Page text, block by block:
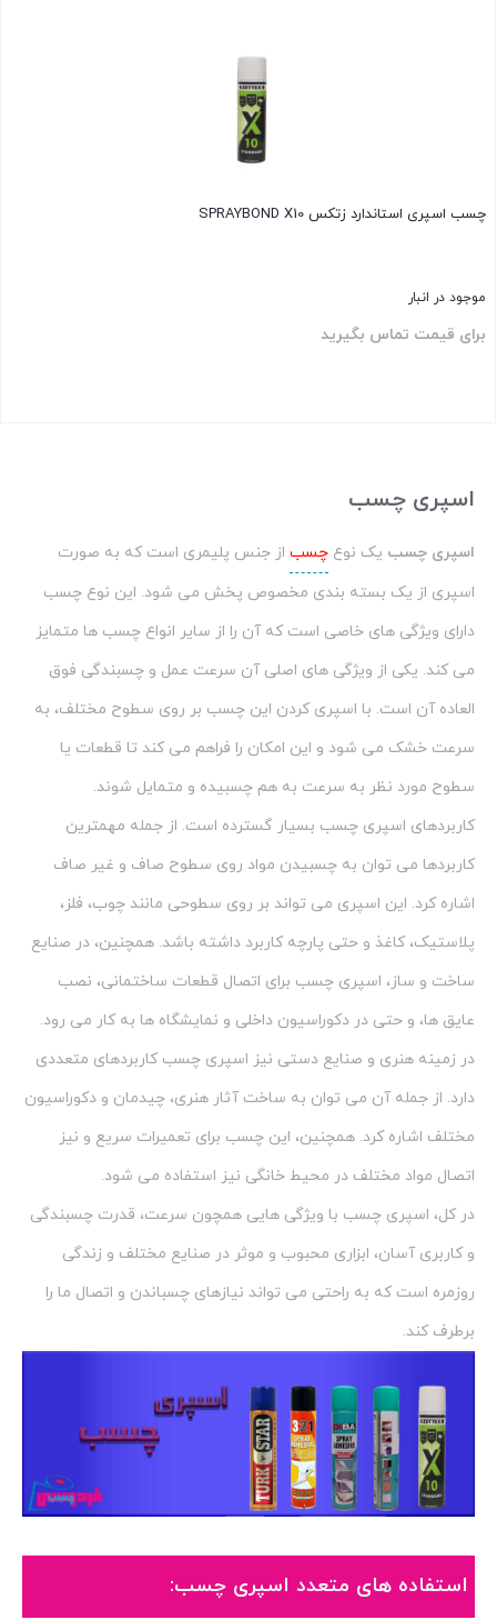
چسب اسپری استاندارد زتکس SPRAYBOND X10
موجود در انبار
برای قیمت تماس بگیرید
اسپری چسب
اسپری چسب یک نوع چسب از جنس پلیمری است که به صورت
اسپری از یک بسته بندی مخصوص پخش می شود. این نوع چسب
دارای ویژگی های خاصی است که آن را از سایر انواع چسب ها متمایز
می کند. یکی از ویژگی های اصلی آن سرعت عمل و چسبندگی فوق
العاده آن است. با اسپری کردن این چسب بر روی سطوح مختلف، به
سرعت خشک می شود و این امکان را فراهم می کند تا قطعات یا
سطوح مورد نظر به سرعت به هم چسبیده و متمایل شوند.
کاربردهای اسپری چسب بسیار گسترده است. از جمله مهمترین
کاربردها می توان به چسبیدن مواد روی سطوح صاف و غیر صاف
اشاره کرد. این اسپری می تواند بر روی سطوحی مانند چوب، فلز،
پلاستیک، کاغذ و حتی پارچه کاربرد داشته باشد. همچنین، در صنایع
ساخت و ساز، اسپری چسب برای اتصال قطعات ساختمانی، نصب
عایق ها، و حتی در دکوراسیون داخلی و نمایشگاه ها به کار می رود.
در زمینه هنری و صنایع دستی نیز اسپری چسب کاربردهای متعددی
دارد. از جمله آن می توان به ساخت آثار هنری، چیدمان و دکوراسیون
مختلف اشاره کرد. همچنین، این چسب برای تعمیرات سریع و نیز
اتصال مواد مختلف در محیط خانگی نیز استفاده می شود.
در کل، اسپری چسب با ویژگی هایی همچون سرعت، قدرت چسبندگی
و کاربری آسان، ابزاری محبوب و موثر در صنایع مختلف و زندگی
روزمره است که به راحتی می تواند نیازهای چسباندن و اتصال ما را
برطرف کند.
استفاده های متعدد اسپری چسب: